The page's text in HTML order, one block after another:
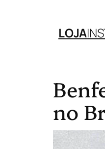
LOJA
no